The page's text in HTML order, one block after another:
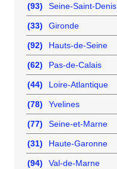
(93) Seine-Saint-Denis
(33) Gironde
(92) Hauts-de-Seine
(62) Pas-de-Calais
(44) Loire-Atlantique
(78) Yvelines
(77) Seine-et-Marne
(31) Haute-Garonne
(94) Val-de-Marne